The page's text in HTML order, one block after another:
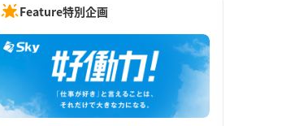
Feature特別企画